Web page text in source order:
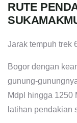
RUTE
Jarak tempuh trek
Bogor dengan
gunung-
Mdpl hingga 1250
latihan pendakian